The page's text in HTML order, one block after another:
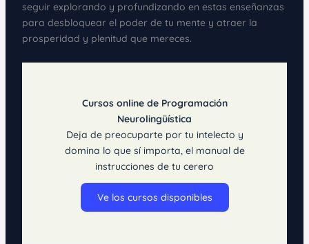
seguir explorando y profundizando en estas enseñanzas
para desbloquear el poder de tu mente y atraer la
prosperidad y plenitud que mereces.
Cursos online de Programación
Neurolingüística
Deja de preocuparte por tu intelecto y
domina lo que sí importa, el manual de
instrucciones de tu cerero
Ve los cursos disponibles